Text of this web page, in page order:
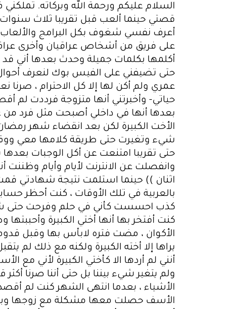
السلام عليكم ورحمة الله وبركاته.
قصتي حينما ألعب قبل تقريبا ثلاث سنوات
أعرف نفسي شغوف بكل البرامج والألعاب
على فريق من أشخاص عراقيان وأخرى
أكلمها بكلمات جميلة وحدث بعدها أني قد
حتى تضيفني على الفيس بوك لنعرف
عمري ولم أكن لها إلا كل الاحترام ، صرنا
حياتي- وأخبرتني أنها متزوجة فرددت لم
بعدها أنها في داخلي أصبحت مثل فرد من
شيء وتغيرت حتى طريقة كلامها معي
حتى تقريبا امتنعت عن أكل الوجبات
وانفصلت عن الانترنت لأيام وأيام وظننت
اثنان )) حينما استلمت نتيجة شهادتي
بالعربية في تلك الأوقات ، كنت أحظر
كذب احسست كأني في حلم وفرحت حتى
كنت أفتخر بها أنها أختي الكبيرة
الأكوان ، مضت فتره لابأس بها وقبل
يراها إلا أخته الكبيرة ولكنه مع ذلك لم
أنني لم أردها الا كأختي الكبيرة لأني
ولم يتغير شيء بيننا بل حتى أننا صرنا
الأشياء ، بعدما انتهى الشهر كنت لم
الأسف حصلت معها مشكلة مع زوجها وبقيت